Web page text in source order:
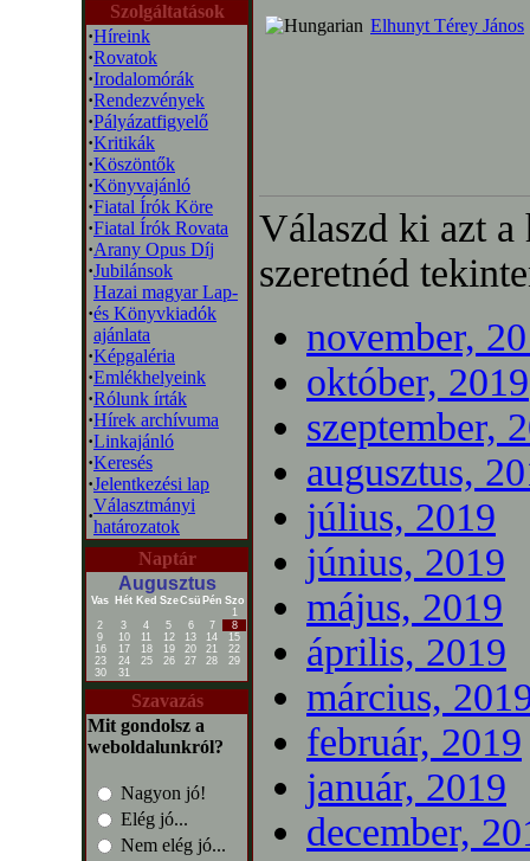
Szolgáltatások
·Híreink
·Rovatok
·Irodalomórák
·Rendezvények
·Pályázatfigyelő
·Kritikák
·Köszöntők
·Könyvajánló
·Fiatal Írók Köre
·Fiatal Írók Rovata
·Arany Opus Díj
·Jubilánsok
·
Hazai magyar Lap-
és Könyvkiadók
ajánlata
·Képgaléria
·Emlékhelyeink
·Rólunk írták
·Hírek archívuma
·Linkajánló
·Keresés
·Jelentkezési lap
·
Választmányi
határozatok
Naptár
Augusztus
Vas Hét Ked SzeCsü Pén Szo
1
2
3 4 5 6 7
8
9
10 11 12 13 14
15
16
17 18 19 20 21
22
23
24 25 26 27 28
29
30
31
Szavazás
Mit gondolsz a
weboldalunkról?
Nagyon jó!
Elég jó...
Nem elég jó...
Elhunyt Térey János
Válaszd ki azt
szeretnéd
november,
október, 2019
szeptember,
augusztus,
július, 2019
június, 2019
május, 2019
április, 2019
március,
február, 2019
január, 2019
december,